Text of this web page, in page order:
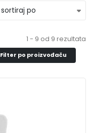
1 - 9 od 9 rezultata
Filter po proizvođaču